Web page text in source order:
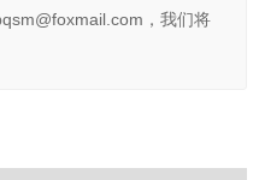
，我们将